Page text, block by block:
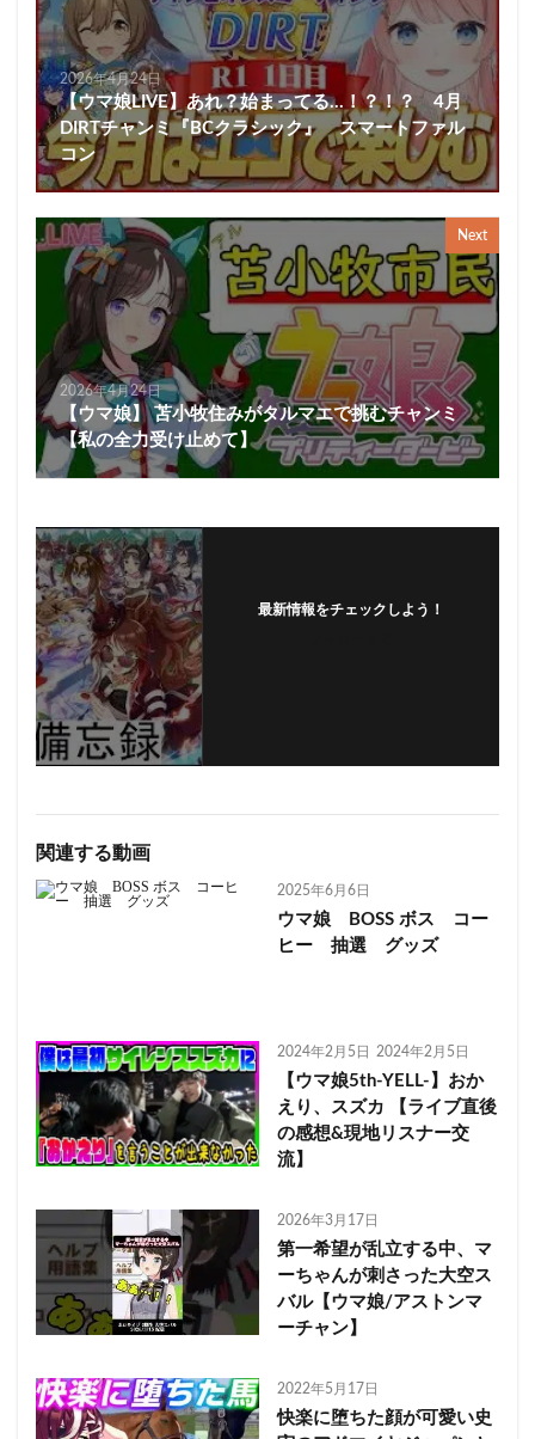
2026年4月24日
【ウマ娘LIVE】あれ？始まってる…！？！？ 4月
DIRTチャンミ『BCクラシック』 スマートファル
コン
Next
2026年4月24日
【ウマ娘】 苫小牧住みがタルマエで挑むチャンミ
【私の全力受け止めて】
最新情報をチェックしよう！
関連する動画
2025年6月6日
ウマ娘 BOSS ボス コー
ヒー 抽選 グッズ
2024年2月5日 2024年2月5日
【ウマ娘5th-YELL-】おか
えり、スズカ 【ライブ直後
の感想&現地リスナー交
流】
2026年3月17日
第一希望が乱立する中、マ
ーちゃんが刺さった大空ス
バル【ウマ娘/アストンマ
ーチャン】
2022年5月17日
快楽に堕ちた顔が可愛い史